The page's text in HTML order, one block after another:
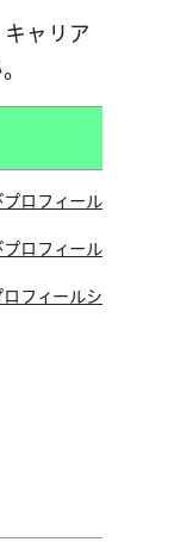
ャリア
課
プロフィールシー
プロフィールシー
ロフィールシート記